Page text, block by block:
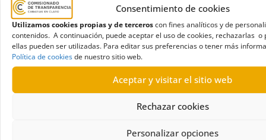
Consentimiento de cookies
Utilizamos cookies propias y de terceroscon fines analíticos y de
contenidos. A continuación, puede aceptar el uso de cookies, rechazarlas
ellas pueden ser utilizadas. Para editar sus preferencias o tener más
Política de cookiesde nuestro sitio web.
Aceptar y visitar el sitio web
Rechazar cookies
Personalizar opciones
Ayuntamiento de Tinajo,Ayuntamiento de Yaiza
Ayuntamientos,Evaluación 2019,Evaluación de la
Transparencia,Índice de Transparencia de
Canarias,ITCanarias,ITCanarias2019